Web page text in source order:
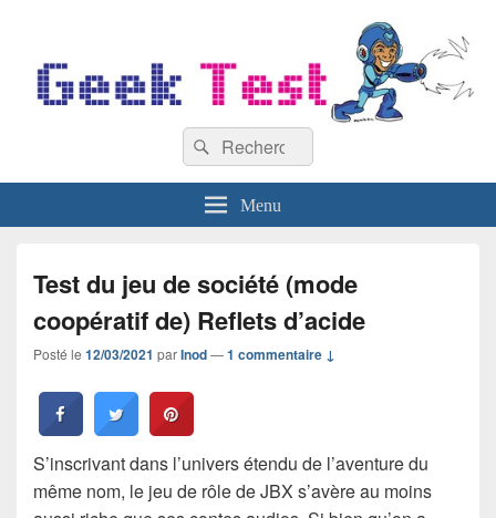
Recherche :
Rechercher
Menu
Test du jeu de société (mode
coopératif de) Reflets d’acide
Posté le 12/03/2021 parInod—1 commentaire ↓
S’inscrivant dans l’univers étendu de l’aventure du
même nom, le jeu de rôle de JBX s’avère au moins